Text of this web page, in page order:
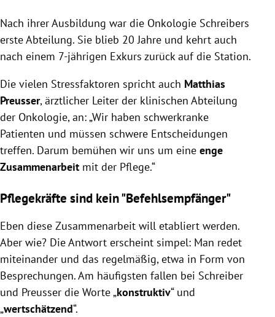
Nach ihrer Ausbildung war die Onkologie Schreibers
erste Abteilung. Sie blieb 20 Jahre und kehrt auch
nach einem 7-jährigen Exkurs zurück auf die Station.
Die vielen Stressfaktoren spricht auch Matthias
Preusser, ärztlicher Leiter der klinischen Abteilung
der Onkologie, an: „Wir haben schwerkranke
Patienten und müssen schwere Entscheidungen
treffen. Darum bemühen wir uns um eine enge
Zusammenarbeit mit der Pflege.“
Pflegekräfte sind kein "Befehlsempfänger"
Eben diese Zusammenarbeit will etabliert werden.
Aber wie? Die Antwort erscheint simpel: Man redet
miteinander und das regelmäßig, etwa in Form von
Besprechungen. Am häufigsten fallen bei Schreiber
und Preusser die Worte „konstruktiv“ und
„wertschätzend“.